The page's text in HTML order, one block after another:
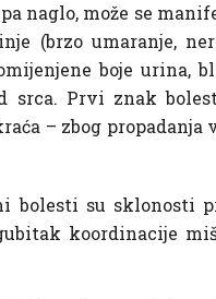
naglo, može se
(brzo umaranje,
boje
srca. Prvi znak
– zbog
bolesti su sklonosti
koordinacije